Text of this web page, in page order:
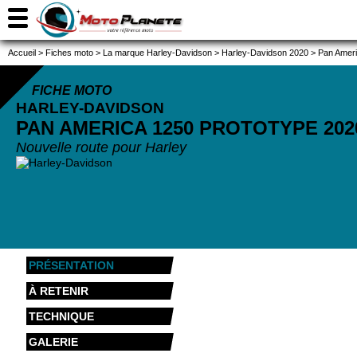
Accueil > Fiches moto > La marque Harley-Davidson > Harley-Davidson 2020 > Pan
FICHE MOTO
HARLEY-DAVIDSON
PAN AMERICA 1250 PROTOTYPE
Nouvelle route pour Harley
PRÉSENTATION
À RETENIR
TECHNIQUE
GALERIE